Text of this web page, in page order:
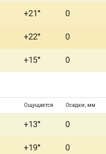
+21° 0
+22° 0
+15° 0
Ощущается Осадки, мм
+13° 0
+19° 0